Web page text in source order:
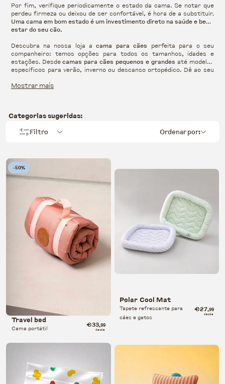
Por fim, verifique periodicamente o estado da cama. Se notar que
perdeu firmeza ou deixou de ser confortável, é hora de a substituir.
Uma cama em bom estado é um investimento direto na saúde e bem-
estar do seu cão.
Descubra na nossa loja a cama para cães perfeita para o seu
companheiro: temos opções para todos os tamanhos, idades e
estações. Desdecamas para cães pequenos e grandes até modelos
específicos para verão, inverno ou descanso ortopédico. Dê ao seu
descansar.
Mostrar mais
Categorias sugeridas:
Filtro
Ordenar por:
-50%
Travel bed
Cama portátil desde
€33,99
Polar Cool Mat
Tapete refrescante para
cães e gatos
desde
€27,99